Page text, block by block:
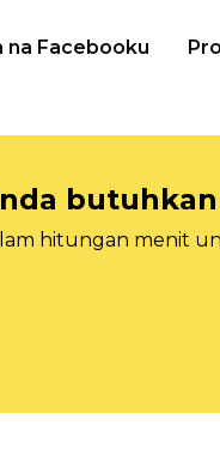
na Facebooku
hitungan menit